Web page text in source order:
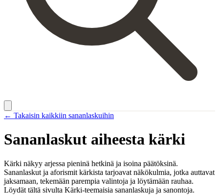
← Takaisin kaikkiin sananlaskuihin
Sananlaskut aiheesta kärki
Kärki näkyy arjessa pieninä hetkinä ja isoina päätöksinä.
Sananlaskut ja aforismit kärkista tarjoavat näkökulmia, jotka auttavat
jaksamaan, tekemään parempia valintoja ja löytämään rauhaa.
Löydät tältä sivulta Kärki-teemaisia sananlaskuja ja sanontoja.